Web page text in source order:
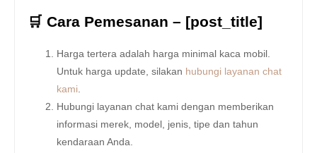
🛒 Cara Pemesanan – [post_title]
Harga tertera adalah harga minimal kaca mobil.
Untuk harga update, silakan hubungi layanan chat
kami
Hubungi layanan chat kami dengan memberikan
informasi merek, model, jenis, tipe dan tahun
kendaraan Anda.